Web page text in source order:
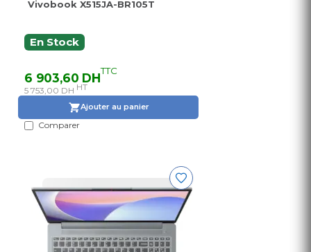
Vivobook X515JA-BR105T
En Stock
6 903,60 DHTTC
5 753,00 DH HT
Ajouter au panier
Comparer